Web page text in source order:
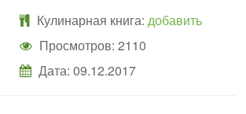
Кулинарная книга: добавить
Просмотров: 2110
Дата: 09.12.2017